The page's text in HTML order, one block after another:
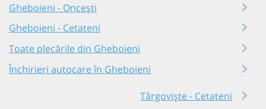
Gheboieni - Oncești
Gheboieni - Cetateni
Toate plecările din Gheboieni
Închirieri autocare în Gheboieni
Târgoviște - Cetateni